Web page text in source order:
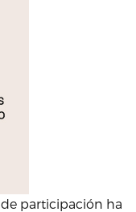
participación ha